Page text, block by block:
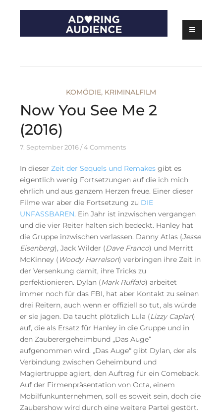
content
KOMÖDIE, KRIMINALFILM
Now You See Me 2
(2016)
7. September 2016 4 Comments
In dieser Zeit der Sequels und Remakes gibt es
eigentlich wenig Fortsetzungen auf die ich mich
ehrlich und aus ganzem Herzen freue. Einer dieser
Filme war aber die Fortsetzung zu DIE
UNFASSBAREN. Ein Jahr ist inzwischen vergangen
und die vier Reiter halten sich bedeckt. Hanley hat
die Gruppe inzwischen verlassen. Danny Atlas (Jesse
Eisenberg), Jack Wilder (Dave Franco) und Merritt
McKinney ( Woody Harrelson) verbringen ihre Zeit in
der Versenkung damit, ihre Tricks zu
perfektionieren. Dylan (Mark Ruffalo) arbeitet
immer noch für das FBI, hat aber Kontakt zu seinen
drei Reitern, auch wenn er offiziell so tut, als würde
er sie jagen. Da taucht plötzlich Lula (Lizzy Caplan)
auf, die als Ersatz für Hanley in die Gruppe und in
den Zauberergeheimbund „Das Auge“
aufgenommen wird. „Das Auge“ gibt Dylan, der als
Verbindung zwischen Geheimbund und
Magiertruppe agiert, den Auftrag für ein Comeback.
Auf der Firmenpräsentation von Octa, einem
Mobilfunkunternehmen, soll es soweit sein, doch die
Zaubershow wird durch eine weitere Partei gestört.